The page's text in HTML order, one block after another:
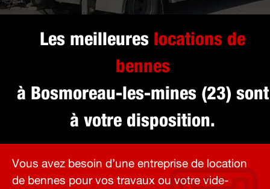
Les meilleures locations de
bennes
à Bosmoreau-les-mines (23) sont
à votre disposition.
Vous avez besoin d’une entreprise de location
de bennes pour vos travaux ou votre vide-